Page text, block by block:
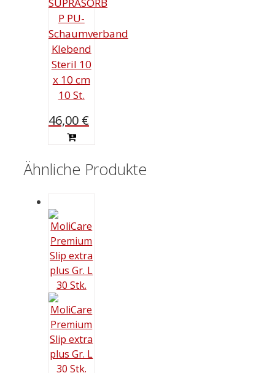
SUPRASORB
P PU-
Schaumverband
Klebend
Steril 10
x 10 cm
10 St.
46,00 €
Ähnliche Produkte